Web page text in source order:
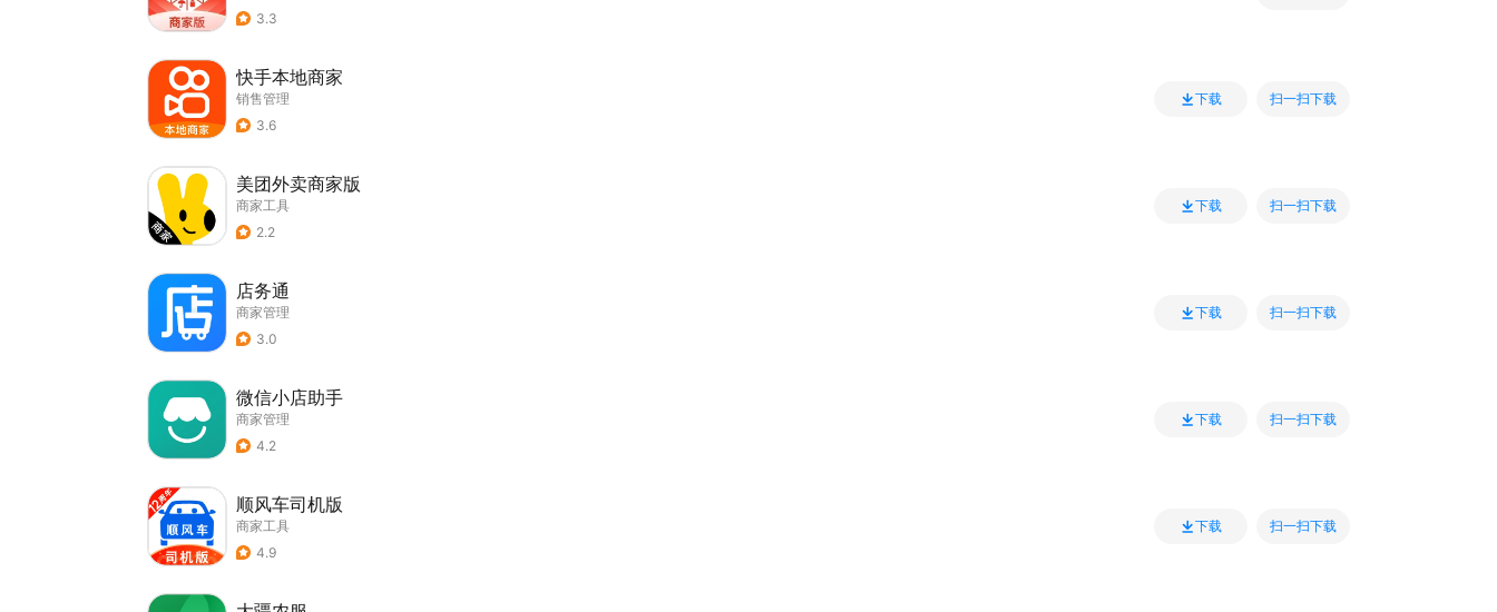
3.3
快手本地商家
销售管理
3.6
下载 扫一扫下载
美团外卖商家版
商家工具
2.2
下载 扫一扫下载
店务通
商家管理
3.0
下载 扫一扫下载
微信小店助手
商家管理
4.2
下载 扫一扫下载
顺风车司机版
商家工具
4.9
下载 扫一扫下载